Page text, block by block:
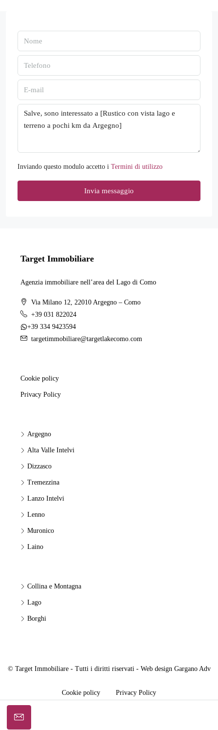
Inviando questo modulo accetto i Termini di utilizzo
Invia messaggio
Target Immobiliare
Agenzia immobiliare nell’area del Lago di Como
Via Milano 12, 22010 Argegno – Como
+39 031 822024
+39 334 9423594
targetimmobiliare@targetlakecomo.com
Cookie policy
Privacy Policy
Argegno
Alta Valle Intelvi
Dizzasco
Tremezzina
Lanzo Intelvi
Lenno
Muronico
Laino
Collina e Montagna
Lago
Borghi
© Target Immobiliare - Tutti i diritti riservati - Web design Gargano Adv
Cookie policy Privacy Policy